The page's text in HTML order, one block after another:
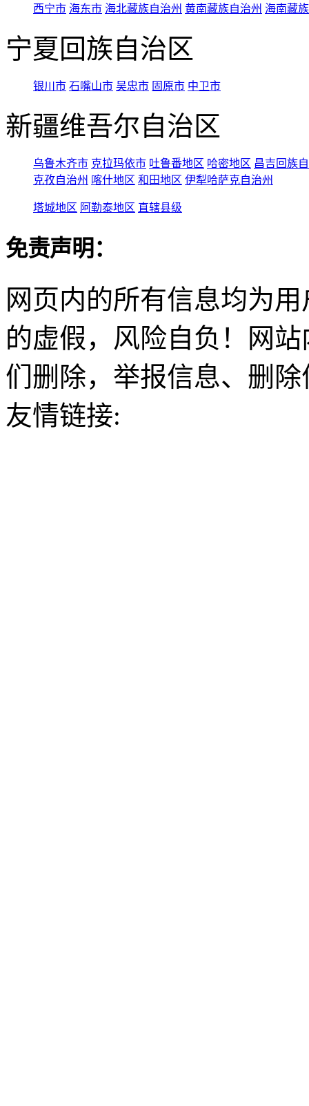
西宁市 海东市 海北藏族自治州 黄南藏族自治州 海南藏
宁夏回族自治区
银川市 石嘴山市 吴忠市 固原市 中卫市
新疆维吾尔自治区
乌鲁木齐市 克拉玛依市 吐鲁番地区 哈密地区 昌吉回族
克孜自治州 喀什地区 和田地区 伊犁哈萨克自治州
塔城地区 阿勒泰地区 直辖县级
免责声明：
网页内的所有信息均为
的虚假，风险自负！网
们删除，举报信息、删
友情链接: